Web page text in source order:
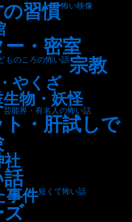
習慣怖い映像
・密室
ものころの怖い話宗教
やくざ
生物・妖怪
芸能界・有名人の怖い話
・肝試しで
社
話
事件短くて怖い話
ズ